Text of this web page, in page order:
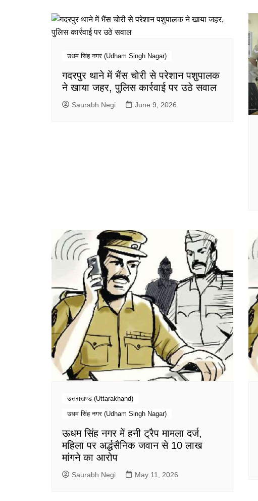
उधम सिंह नगर (Udham Singh Nagar)
गदरपुर थाने में भैंस चोरी से परेशान पशुपालक
ने खाया जहर, पुलिस कार्रवाई पर उठे सवाल
Saurabh Negi June 9, 2026
उत्तराखण्ड (Uttarakhand)
उधम सिंह नगर (Udham Singh Nagar)
ऊधम सिंह नगर में हनी ट्रैप मामला दर्ज,
महिला पर अर्द्धसैनिक जवान से 10 लाख
मांगने का आरोप
Saurabh Negi May 11, 2026